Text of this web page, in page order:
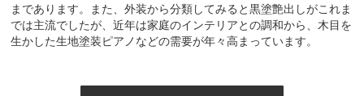
まであります。また、外装から分類してみると黒塗艶出しがこれま
では主流でしたが、近年は家庭のインテリアとの調和から、木目を
生かした生地塗装ピアノなどの需要が年々高まっています。